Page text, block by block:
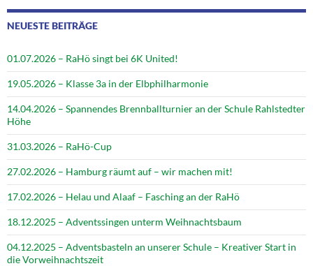
NEUESTE BEITRÄGE
01.07.2026 – RaHö singt bei 6K United!
19.05.2026 – Klasse 3a in der Elbphilharmonie
14.04.2026 – Spannendes Brennballturnier an der Schule Rahlstedter
Höhe
31.03.2026 – RaHö-Cup
27.02.2026 – Hamburg räumt auf – wir machen mit!
17.02.2026 – Helau und Alaaf – Fasching an der RaHö
18.12.2025 – Adventssingen unterm Weihnachtsbaum
04.12.2025 – Adventsbasteln an unserer Schule – Kreativer Start in
die Vorweihnachtszeit